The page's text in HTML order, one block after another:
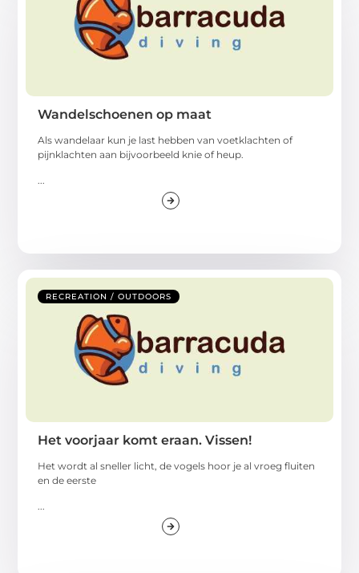
Wandelschoenen op maat
Als wandelaar kun je last hebben van voetklachten of
pijnklachten aan bijvoorbeeld knie of heup.
RECREATION / OUTDOORS
Het voorjaar komt eraan. Vissen!
Het wordt al sneller licht, de vogels hoor je al vroeg fluiten
en de eerste
...